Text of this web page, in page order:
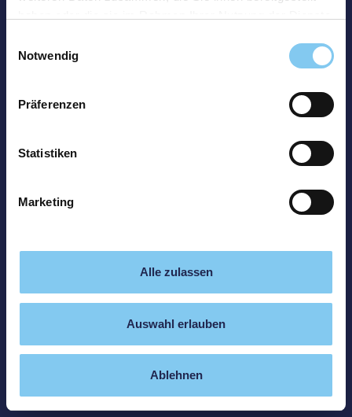
Notwendig
Präferenzen
Statistiken
Marketing
Alle zulassen
Auswahl erlauben
Ablehnen